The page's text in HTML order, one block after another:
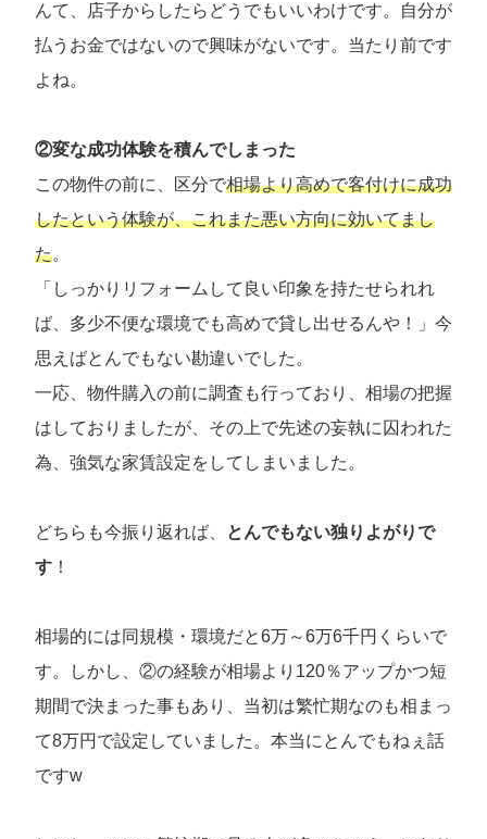
んて、店子からしたらどうでもいいわけです。自分が
払うお金ではないので興味がないです。当たり前です
よね。
②変な成功体験を積んでしまった
この物件の前に、区分で相場より高めで客付けに成功
したという体験が、これまた悪い方向に効いてまし
た。
「しっかりリフォームして良い印象を持たせられれ
ば、多少不便な環境でも高めで貸し出せるんや！」今
思えばとんでもない勘違いでした。
一応、物件購入の前に調査も行っており、相場の把握
はしておりましたが、その上で先述の妄執に囚われた
為、強気な家賃設定をしてしまいました。
どちらも今振り返れば、
とんでもない独りよがりで
す ！
相場的には同規模・環境だと6万～6万6千円くらいで
す。しかし、②の経験が相場より120％アップかつ短
期間で決まった事もあり、当初は繁忙期なのも相まっ
て8万円で設定していました。本当にとんでもねぇ話
ですw